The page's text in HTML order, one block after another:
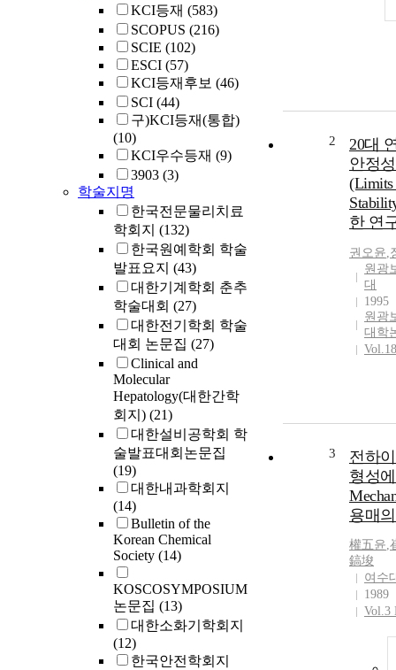
KCI등재 (583)
SCOPUS (216)
SCIE (102)
ESCI (57)
KCI등재후보 (46)
SCI (44)
구)KCI등재(통합)
(10)
KCI우수등재 (9)
3903 (3)
학술지명
한국전문물리치료
학회지 (132)
한국원예학회 학술
발표요지 (43)
대한기계학회 춘추
학술대회 (27)
대한전기학회 학술
대회 논문집 (27)
Clinical and
Molecular
Hepatology(대한간학
회지) (21)
대한설비공학회 학
술발표대회논문집
(19)
대한내과학회지
(14)
Bulletin of the
Korean Chemical
Society (14)
KOSCOSYMPOSIUM
논문집 (13)
대한소화기학회지
(12)
한국안전학회지
2
20대
안정
(Limits
한 연
권오윤,
원광
대
1995
원광
대학
3
전하
형성
용매
權五윤,
鎬埈
여수
1989
Vol.3